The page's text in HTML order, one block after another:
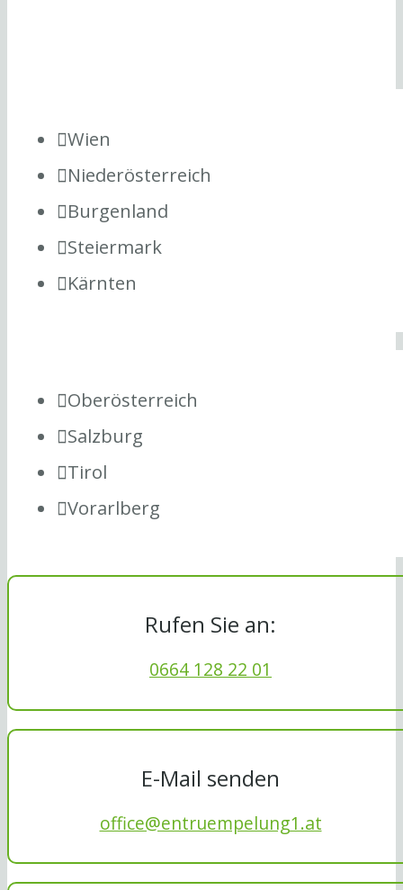
Wien
Niederösterreich
Burgenland
Steiermark
Kärnten
Oberösterreich
Salzburg
Tirol
Vorarlberg
Rufen Sie an:
0664 128 22 01
E-Mail senden
office@entruempelung1.at